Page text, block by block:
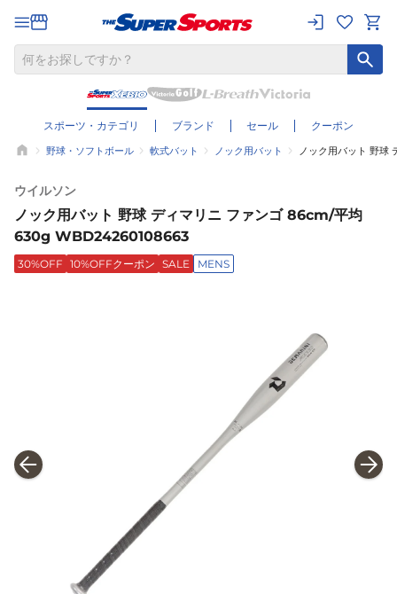
スポーツ・カテゴリ ブランド セール クーポン
野球・ソフトボール 軟式バット ノック用バット ノック用バット 野
ウイルソン
ノック用バット 野球 ディマリニ ファンゴ 86cm/平均
630g WBD24260108663
30%OFF 10%OFFクーポン SALE MENS